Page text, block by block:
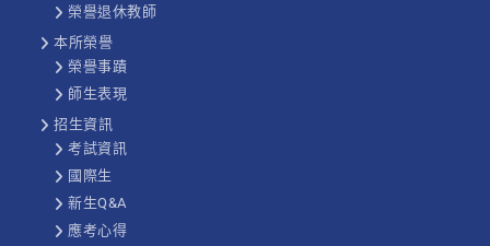
榮譽退休教師
本所榮譽
榮譽事蹟
師生表現
招生資訊
考試資訊
國際生
新生Q&A
應考心得